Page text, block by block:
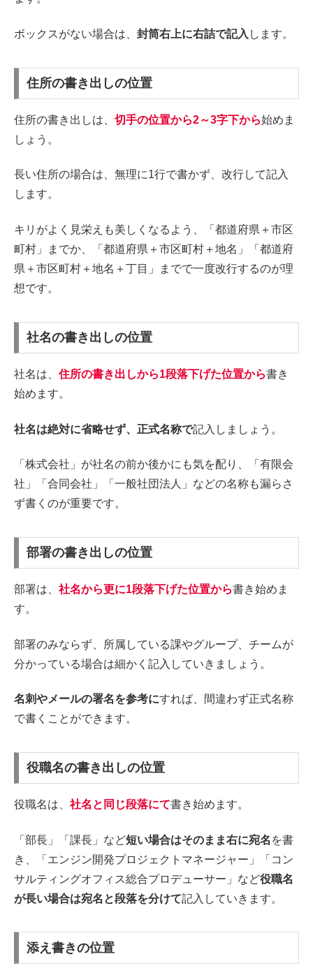
ボックスがない場合は、 封筒右上に右詰で記入 します。
住所の書き出しの位置
住所の書き出しは、 切手の位置から2～3字下から始めま
しょう。
長い住所の場合は、無理に1行で書かず、改行して記入
します。
キリがよく見栄えも美しくなるよう、「都道府県＋市区
町村」までか、「都道府県＋市区町村＋地名」「都道府
県＋市区町村＋地名＋丁目」までで一度改行するのが理
想です。
社名の書き出しの位置
社名は、 住所の書き出しから1段落下げた位置から書き
始めます。
社名は絶対に省略せず、正式名称で記入しましょう。
「株式会社」が社名の前か後かにも気を配り、「有限会
社」「合同会社」「一般社団法人」などの名称も漏らさ
ず書くのが重要です。
部署の書き出しの位置
部署は、 社名から更に1段落下げた位置から書き始めま
す。
部署のみならず、所属している課やグループ、チームが
分かっている場合は細かく記入していきましょう。
名刺やメールの署名を参考にすれば、間違わず正式名称
で書くことができます。
役職名の書き出しの位置
役職名は、 社名と同じ段落にて書き始めます。
「部長」「課長」など短い場合はそのまま右に宛名 を書
き、「エンジン開発プロジェクトマネージャー」「コン
サルティングオフィス総合プロデューサー」など役職名
が長い場合は宛名と段落を分けて記入していきます。
添え書きの位置